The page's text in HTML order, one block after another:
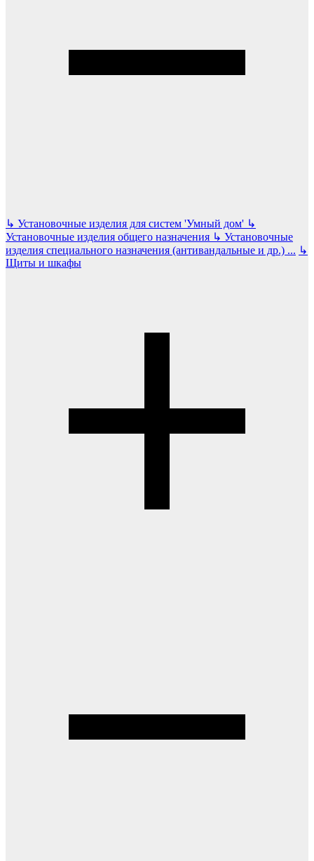
↳ Установочные изделия для систем 'Умный дом' ↳
Установочные изделия общего назначения ↳ Установочные
изделия специального назначения (антивандальные и др.) ... ↳
Щиты и шкафы